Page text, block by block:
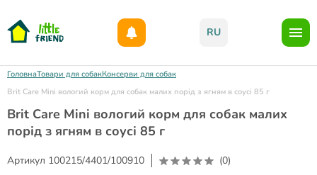
RU
ГоловнаТовари для собакКонсерви для собак
Brit Care Mini вологий корм для собак малих порід з ягням в соусі 85 г
Brit Care Mini вологий корм для собак малих
порід з ягням в соусі 85 г
Артикул 100215/4401/100910
(0)